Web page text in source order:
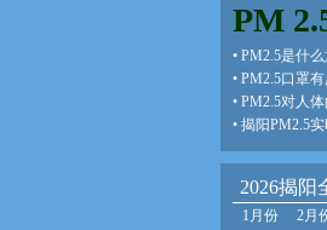
PM
• PM2.5是什
• PM2.5口罩
• PM2.5对人
• 揭阳PM2.5
2026揭阳
1月份 2月